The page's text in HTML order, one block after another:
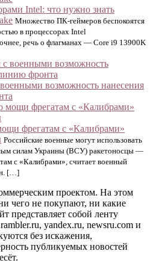
Intel: что нужно знать
Множество ПК-геймеров беспокоятся
в процессорах Intel
речь о флагманах — Core i9 13900K
возможность нанесения
фрегатам с «Калибрами»
Российские военные могут использовать
силам Украины (ВСУ) ракетоносцы —
с «Калибрами», считает военный
[…]
проектом. На этом
чего не покупают, ни какие
представляет собой ленту
yandex.ru, newsru.com и
без искажения,
публикуемых новостей